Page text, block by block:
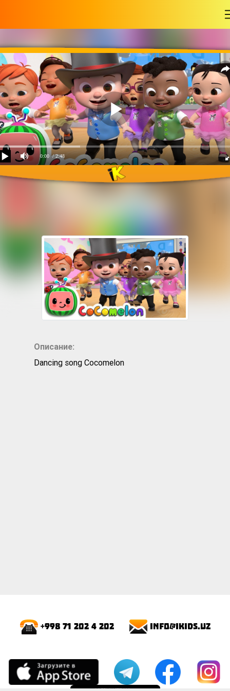
0:00 / 2:48
Dancing song Cocomelon
Описание:
Dancing song Cocomelon
+998 71 202 4 202 info@ikids.uz